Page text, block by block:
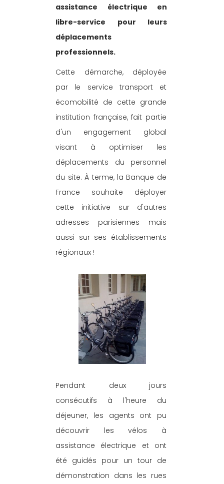
assistance électrique en
libre-service pour leurs
déplacements
professionnels.
Cette démarche, déployée
par le service transport et
écomobilité de cette grande
institution française, fait partie
d'un engagement global
visant à optimiser les
déplacements du personnel
du site. À terme, la Banque de
France souhaite déployer
cette initiative sur d'autres
adresses parisiennes mais
aussi sur ses établissements
régionaux !
Pendant deux jours
consécutifs à l'heure du
déjeuner, les agents ont pu
découvrir les vélos à
assistance électrique et ont
été guidés pour un tour de
démonstration dans les rues